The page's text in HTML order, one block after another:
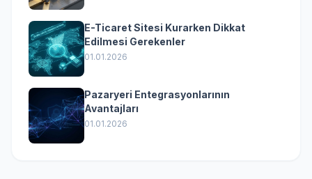
E-Ticaret Sitesi Kurarken Dikkat
Edilmesi Gerekenler
01.01.2026
Pazaryeri Entegrasyonlarının
Avantajları
01.01.2026